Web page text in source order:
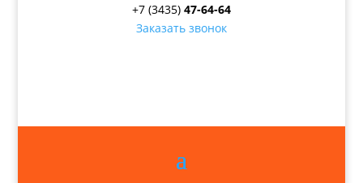
+7 (3435) 47-64-64
Заказать звонок